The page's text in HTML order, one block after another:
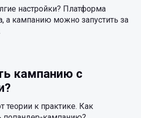
настройки? Платформа
а кампанию можно запустить за
кампанию с
теории к практике. Как